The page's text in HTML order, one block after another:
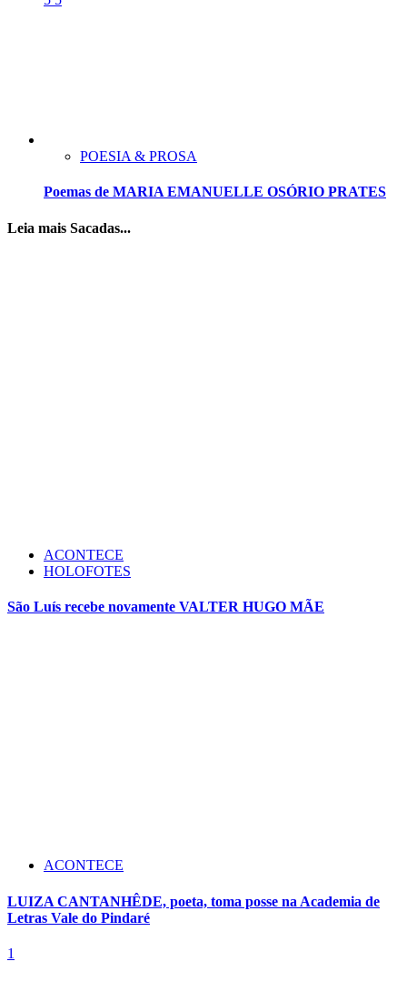
POESIA & PROSA
Poemas de MARIA EMANUELLE OSÓRIO PRATES
Leia mais Sacadas...
ACONTECE
HOLOFOTES
São Luís recebe novamente VALTER HUGO MÃE
ACONTECE
LUIZA CANTANHÊDE, poeta, toma posse na Academia de
Letras Vale do Pindaré
1